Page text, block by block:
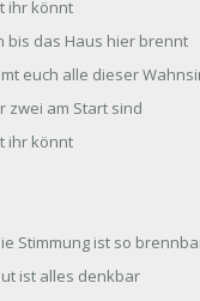
ihr könnt
bis das Haus hier brennt
euch alle dieser
zwei am Start sind
ihr könnt
Stimmung ist so
ist alles denkbar